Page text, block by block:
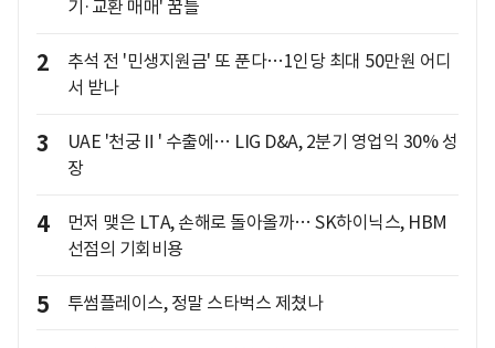
기·교환 매매' 꿈틀
2
추석 전 '민생지원금' 또 푼다…1인당 최대 50만원 어디
서 받나
3
UAE '천궁Ⅱ' 수출에… LIG D&A, 2분기 영업익 30% 성
장
4
먼저 맺은 LTA, 손해로 돌아올까… SK하이닉스, HBM
선점의 기회비용
5 투썸플레이스, 정말 스타벅스 제쳤나